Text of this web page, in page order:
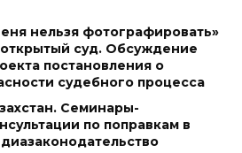
нельзя фотографировать»
суд. Обсуждение
постановления о
судебного процесса
Семинары-
по поправкам в